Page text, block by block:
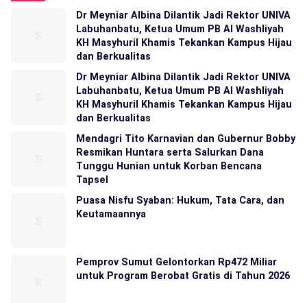
Dr Meyniar Albina Dilantik Jadi Rektor UNIVA
Labuhanbatu, Ketua Umum PB Al Washliyah
KH Masyhuril Khamis Tekankan Kampus Hijau
dan Berkualitas
Dr Meyniar Albina Dilantik Jadi Rektor UNIVA
Labuhanbatu, Ketua Umum PB Al Washliyah
KH Masyhuril Khamis Tekankan Kampus Hijau
dan Berkualitas
Mendagri Tito Karnavian dan Gubernur Bobby
Resmikan Huntara serta Salurkan Dana
Tunggu Hunian untuk Korban Bencana
Tapsel
Puasa Nisfu Syaban: Hukum, Tata Cara, dan
Keutamaannya
Pemprov Sumut Gelontorkan Rp472 Miliar
untuk Program Berobat Gratis di Tahun 2026